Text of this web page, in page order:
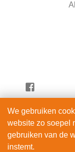
We gebruiken
website zo soepel
gebruiken van de
instemt.